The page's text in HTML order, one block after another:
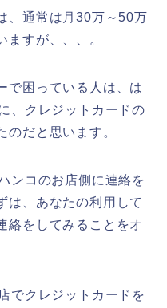
、通常は月30万～50万
ますが、、、。
で困っている人は、は
、クレジットカードの
のだと思います。
ンコのお店側に連絡を
は、あなたの利用して
絡をしてみることをオ
でクレジットカードを